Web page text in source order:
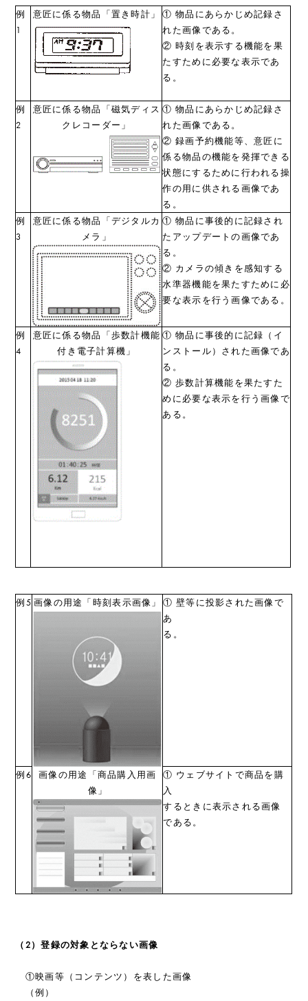
例
1
意匠に係る物品「置き時計」
① 物品にあらかじめ記録さ
れた画像である。
② 時刻を表示する機能を果
たすために必要な表示であ
る。
例
2
意匠に係る物品「磁気ディス
クレコーダー」
① 物品にあらかじめ記録さ
れた画像である。
② 録画予約機能等、意匠に
係る物品の機能を発揮できる
状態にするために行われる操
作の用に供される画像であ
る。
例
3
意匠に係る物品「デジタルカ
メラ」
① 物品に事後的に記録され
たアップデートの画像であ
る。
② カメラの傾きを感知する
水準器機能を果たすために必
要な表示を行う画像である。
例
4
意匠に係る物品「歩数計機能
付き電子計算機」
① 物品に事後的に記録（イ
ンストール）された画像であ
る。
② 歩数計算機能を果たすた
めに必要な表示を行う画像で
ある。
例5 画像の用途「時刻表示画像」
① 壁等に投影された画像で
あ
る。
例6
画像の用途「商品購入用画
像」
① ウェブサイトで商品を購
入
するときに表示される画像
である。
（2）登録の対象とならない画像
①映画等（コンテンツ）を表した画像
（例）